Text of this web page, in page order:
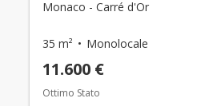
Monaco - Carré d'Or
35 m² Monolocale
11.600 €
Ottimo Stato